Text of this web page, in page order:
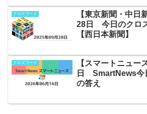
クロスワード
【東京新聞・中日
28日 今日のクロ
【西日本新聞】
クロスワード
【スマートニュー
日 SmartNews今
の答え